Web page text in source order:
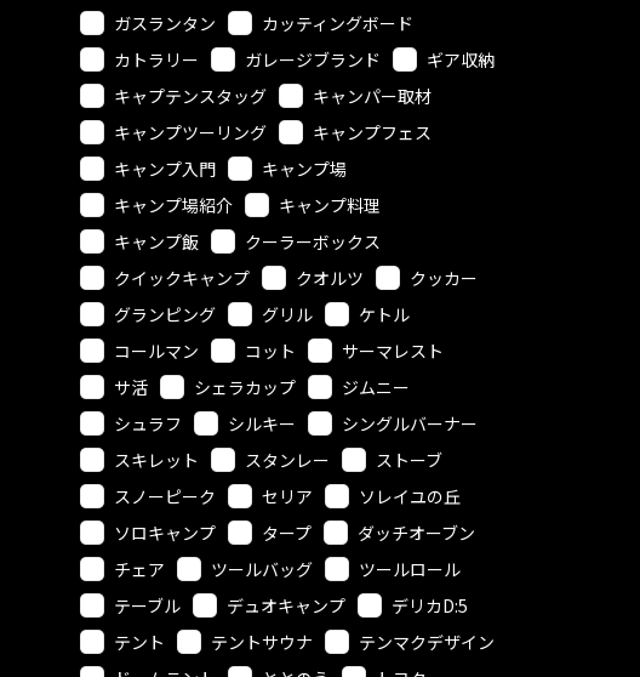
ガスランタン
カッティングボード
カトラリー
ガレージブランド
ギア収納
キャプテンスタッグ
キャンパー取材
キャンプツーリング
キャンプフェス
キャンプ入門
キャンプ場
キャンプ場紹介
キャンプ料理
キャンプ飯
クーラーボックス
クイックキャンプ
クオルツ
クッカー
グランピング
グリル
ケトル
コールマン
コット
サーマレスト
サ活
シェラカップ
ジムニー
シュラフ
シルキー
シングルバーナー
スキレット
スタンレー
ストーブ
スノーピーク
セリア
ソレイユの丘
ソロキャンプ
タープ
ダッチオーブン
チェア
ツールバッグ
ツールロール
テーブル
デュオキャンプ
デリカD:5
テント
テントサウナ
テンマクデザイン